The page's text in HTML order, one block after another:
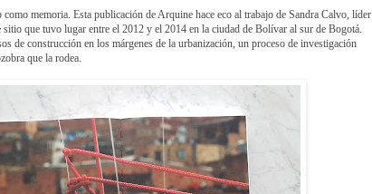
memoria. Esta publicación de Arquine hace eco al trabajo de Sandra Calvo, líder
que tuvo lugar entre el 2012 y el 2014 en la ciudad de Bolívar al sur de Bogotá.
de construcción en los márgenes de la urbanización, un proceso de investigación
que la rodea.